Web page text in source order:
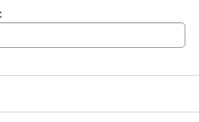
: